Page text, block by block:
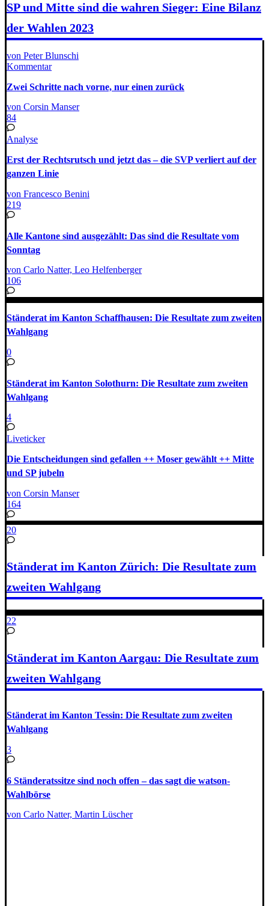
SP und Mitte sind die wahren Sieger: Eine Bilanz
der Wahlen 2023
von Peter Blunschi
Kommentar
Zwei Schritte nach vorne, nur einen zurück
von Corsin Manser
84
Analyse
Erst der Rechtsrutsch und jetzt das – die SVP verliert auf der
ganzen Linie
von Francesco Benini
219
Alle Kantone sind ausgezählt: Das sind die Resultate vom
Sonntag
von Carlo Natter, Leo Helfenberger
106
Ständerat im Kanton Schaffhausen: Die Resultate zum zweiten
Wahlgang
0
Ständerat im Kanton Solothurn: Die Resultate zum zweiten
Wahlgang
4
Liveticker
Die Entscheidungen sind gefallen ++ Moser gewählt ++ Mitte
und SP jubeln
von Corsin Manser
164
20
Ständerat im Kanton Zürich: Die Resultate zum
zweiten Wahlgang
22
Ständerat im Kanton Aargau: Die Resultate zum
zweiten Wahlgang
Ständerat im Kanton Tessin: Die Resultate zum zweiten
Wahlgang
3
6 Ständeratssitze sind noch offen – das sagt die watson-
Wahlbörse
von Carlo Natter, Martin Lüscher